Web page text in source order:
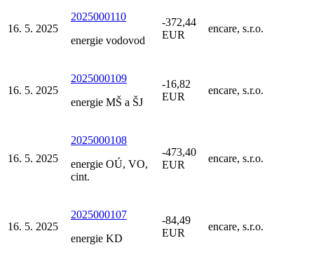
16. 5. 2025
2025000110
energie vodovod
-372,44
EUR
encare, s.r.o.
16. 5. 2025
2025000109
energie MŠ a ŠJ
-16,82
EUR
encare, s.r.o.
16. 5. 2025
2025000108
energie OÚ, VO,
cint.
-473,40
EUR
encare, s.r.o.
16. 5. 2025
2025000107
energie KD
-84,49
EUR
encare, s.r.o.